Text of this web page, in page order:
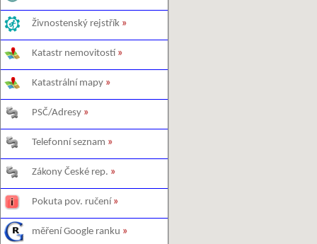
Živnostenský rejstřík »
Katastr nemovitostí »
Katastrální mapy »
PSČ/Adresy »
Telefonní seznam »
Zákony České rep. »
Pokuta pov. ručení »
měření Google ranku »